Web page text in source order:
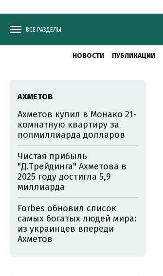
ВСЕ РАЗДЕЛЫ
НОВОСТИ ПУБЛИКАЦИИ
АХМЕТОВ
Ахметов купил в Монако 21-
комнатную квартиру за
полмиллиарда долларов
Чистая прибыль
"Д.Трейдинга" Ахметова в
2025 году достигла 5,9
миллиарда
Forbes обновил список
самых богатых людей мира:
из украинцев впереди
Ахметов